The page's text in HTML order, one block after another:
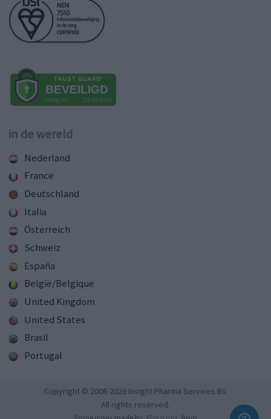
in de wereld
Nederland
France
Deutschland
Italia
Österreich
Schweiz
España
België/Belgique
United Kingdom
United States
Brasil
Portugal
Copyright © 2008-2026 Insight Pharma Services BV.
All rights reserved.